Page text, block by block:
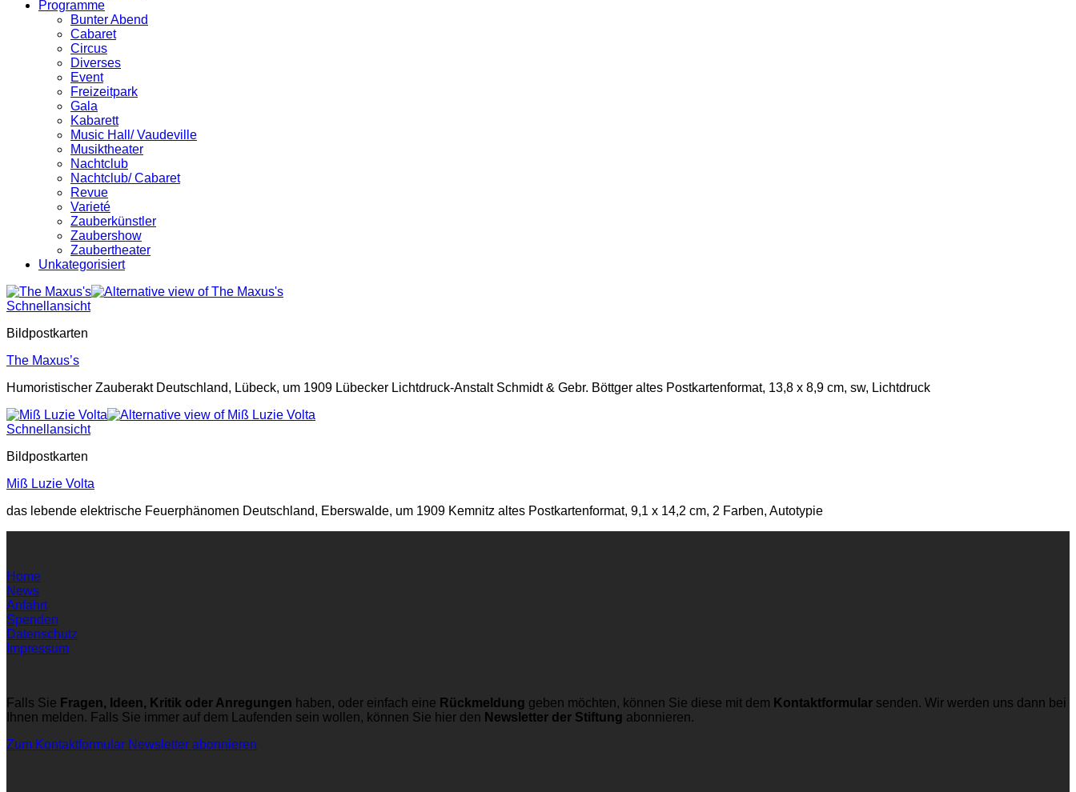
Programme
Bunter Abend
Cabaret
Circus
Diverses
Event
Freizeitpark
Gala
Kabarett
Music Hall/ Vaudeville
Musiktheater
Nachtclub
Nachtclub/ Cabaret
Revue
Varieté
Zauberkünstler
Zaubershow
Zaubertheater
Unkategorisiert
Schnellansicht
Bildpostkarten
The Maxus’s
Humoristischer Zauberakt Deutschland, Lübeck, um 1909 Lübecker Lichtdruck-Anstalt Schmidt & Gebr. Böttger altes Postkartenformat, 13,8 x 8,9 cm, sw, Lichtdruck
Schnellansicht
Bildpostkarten
Miß Luzie Volta
das lebende elektrische Feuerphänomen Deutschland, Eberswalde, um 1909 Kemnitz altes Postkartenformat, 9,1 x 14,2 cm, 2 Farben, Autotypie
Home
News
Anfahrt
Spenden
Datenschutz
Impressum
Falls Sie Fragen, Ideen, Kritik oder Anregungen haben, oder einfach eine Rückmeldung geben möchten, können Sie diese mit dem Kontaktformular senden. Wir werden uns dann bei
Ihnen melden. Falls Sie immer auf dem Laufenden sein wollen, können Sie hier den Newsletter der Stiftung abonnieren.
Zum Kontaktformular Newsletter abonnieren